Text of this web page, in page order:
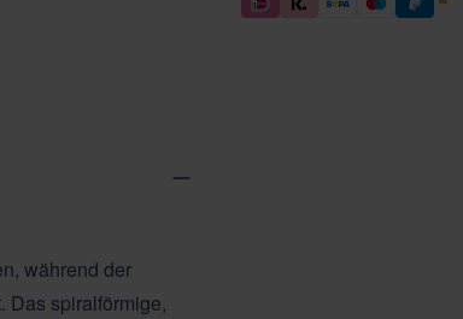
während der
Das spiralförmige,